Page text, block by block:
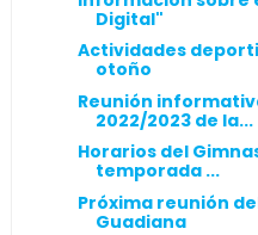
Digital"
Actividades
otoño
Reunión
2022/2023 de la...
Horarios del
temporada ...
Próxima reunión
Guadiana